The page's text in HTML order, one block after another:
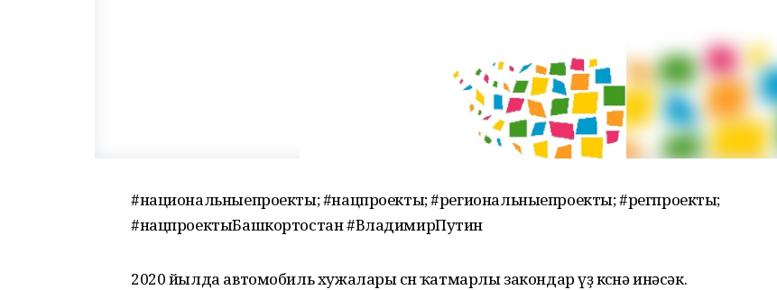
#национальныепроекты; #нацпроекты; #региональныепроекты; #регпроекты;
#нацпроектыБашкортостан #ВладимирПутин
2020 йылда автомобиль хужалары өсөн ҡатмарлы закондар үҙ көсөнә инәсәк.